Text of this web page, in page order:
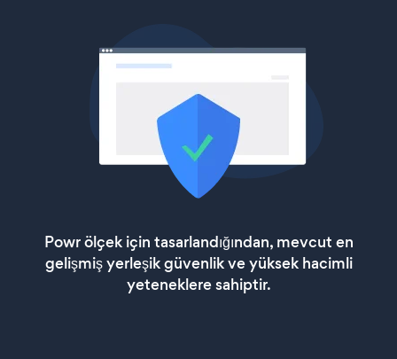
Powr ölçek için tasarlandığından, mevcut en
gelişmiş yerleşik güvenlik ve yüksek hacimli
yeteneklere sahiptir.